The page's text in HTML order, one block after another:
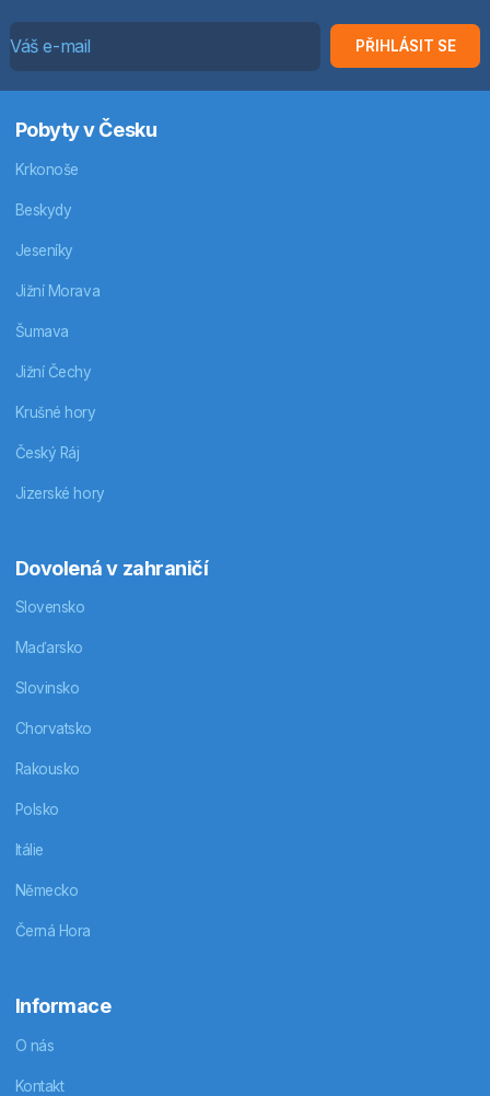
PŘIHLÁSIT SE
Pobyty v Česku
Krkonoše
Beskydy
Jeseníky
Jižní Morava
Šumava
Jižní Čechy
Krušné hory
Český Ráj
Jizerské hory
Dovolená v zahraničí
Slovensko
Maďarsko
Slovinsko
Chorvatsko
Rakousko
Polsko
Itálie
Německo
Černá Hora
Informace
O nás
Kontakt